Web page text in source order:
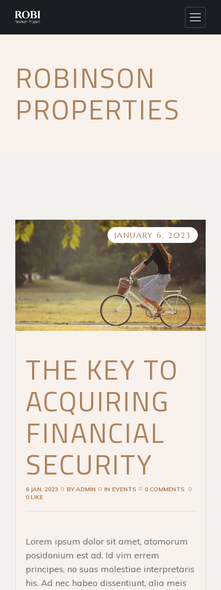
ROBINSON
PROPERTIES
JANUARY 6, 2023
THE KEY TO
ACQUIRING
FINANCIAL
SECURITY
6 JAN. 2023 BYADMIN IN EVENTS
0 COMMENTS
0 LIKE
Lorem ipsum dolor sit amet, atomorum
posidonium est ad. Id vim errem
principes, no suas molestiae interpretaris
his. Ad nec habeo dissentiunt, alia meis